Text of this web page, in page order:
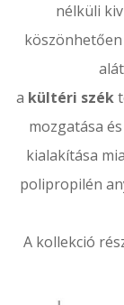
nélküli
a kültéri szék
mozgatása
kialakítása
polipropilén
A kollekció